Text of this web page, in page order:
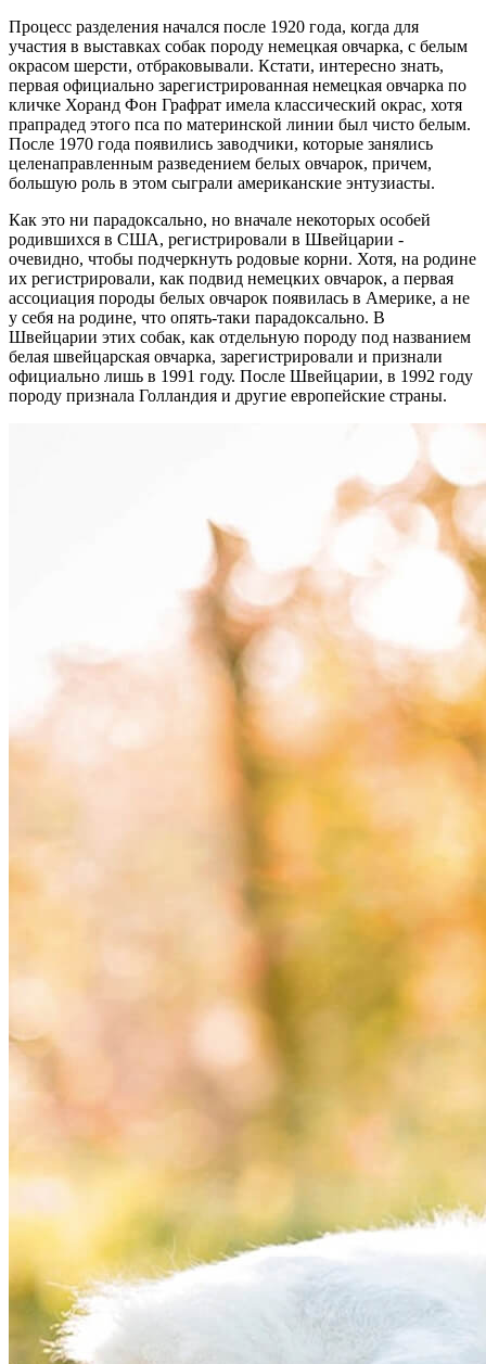
Процесс разделения начался после 1920 года, когда для
участия в выставках собак породу немецкая овчарка, с белым
окрасом шерсти, отбраковывали. Кстати, интересно знать,
первая официально зарегистрированная немецкая овчарка по
кличке Хоранд Фон Графрат имела классический окрас, хотя
прапрадед этого пса по материнской линии был чисто белым.
После 1970 года появились заводчики, которые занялись
целенаправленным разведением белых овчарок, причем,
большую роль в этом сыграли американские энтузиасты.
Как это ни парадоксально, но вначале некоторых особей
родившихся в США, регистрировали в Швейцарии -
очевидно, чтобы подчеркнуть родовые корни. Хотя, на родине
их регистрировали, как подвид немецких овчарок, а первая
ассоциация породы белых овчарок появилась в Америке, а не
у себя на родине, что опять-таки парадоксально. В
Швейцарии этих собак, как отдельную породу под названием
белая швейцарская овчарка, зарегистрировали и признали
официально лишь в 1991 году. После Швейцарии, в 1992 году
породу признала Голландия и другие европейские страны.